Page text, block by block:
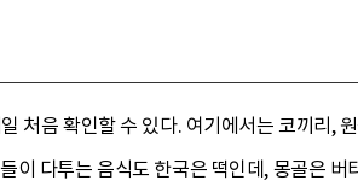
음 확인할 수 있다. 여기에서는 코끼리,
이 다투는 음식도 한국은 떡인데, 몽골은